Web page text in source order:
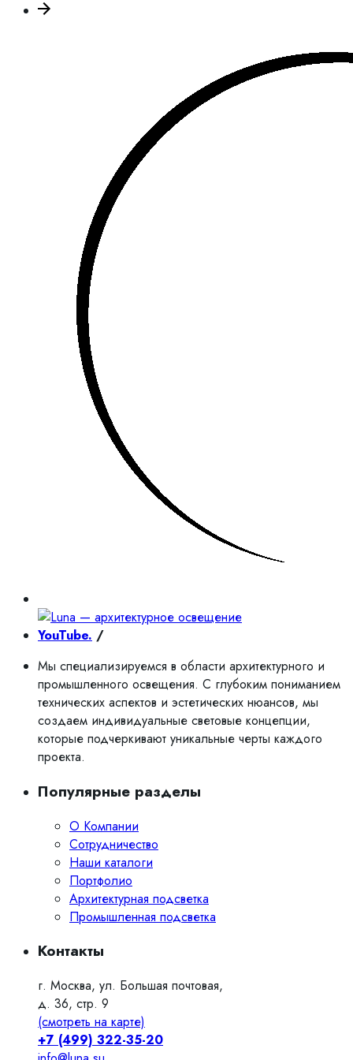
YouTube. /
Мы специализируемся в области архитектурного и
промышленного освещения. С глубоким пониманием
технических аспектов и эстетических нюансов, мы
создаем индивидуальные световые концепции,
которые подчеркивают уникальные черты каждого
проекта.
Популярные разделы
О Компании
Сотрудничество
Наши каталоги
Портфолио
Архитектурная подсветка
Промышленная подсветка
Контакты
г. Москва, ул. Большая почтовая,
д. 36, стр. 9
(смотреть на карте)
+7 (499) 322-35-20